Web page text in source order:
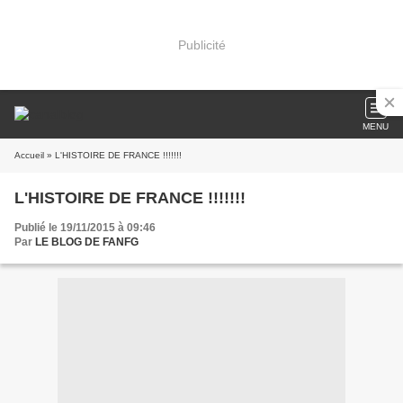
Publicité
MENU
Accueil » L'HISTOIRE DE FRANCE !!!!!!!
L'HISTOIRE DE FRANCE !!!!!!!
Publié le 19/11/2015 à 09:46
Par LE BLOG DE FANFG